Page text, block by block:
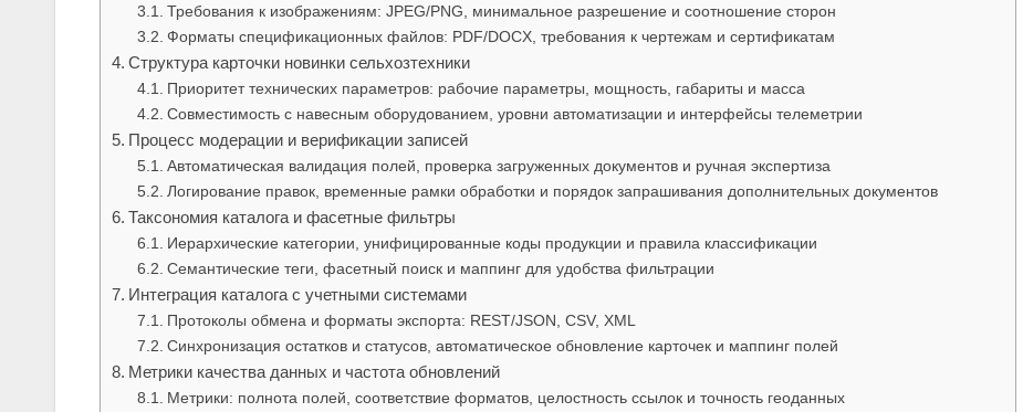
Требования к изображениям: JPEG/PNG, минимальное разрешение и соотношение сторон
Форматы спецификационных файлов: PDF/DOCX, требования к чертежам и сертификатам
Структура карточки новинки сельхозтехники
Приоритет технических параметров: рабочие параметры, мощность, габариты и масса
Совместимость с навесным оборудованием, уровни автоматизации и интерфейсы телеметрии
Процесс модерации и верификации записей
Автоматическая валидация полей, проверка загруженных документов и ручная экспертиза
Логирование правок, временные рамки обработки и порядок запрашивания дополнительных документов
Таксономия каталога и фасетные фильтры
Иерархические категории, унифицированные коды продукции и правила классификации
Семантические теги, фасетный поиск и маппинг для удобства фильтрации
Интеграция каталога с учетными системами
Протоколы обмена и форматы экспорта: REST/JSON, CSV, XML
Синхронизация остатков и статусов, автоматическое обновление карточек и маппинг полей
Метрики качества данных и частота обновлений
Метрики: полнота полей, соответствие форматов, целостность ссылок и точность геоданных